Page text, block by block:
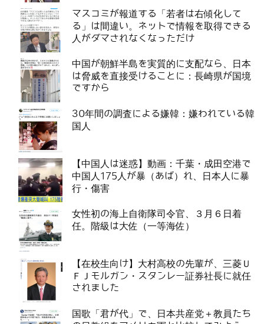
マスコミが報道する「若者は右傾化して
る」は間違い。ネットで情報を取得できる
人がダマされなくなっただけ
中国が朝鮮半島を実質的に支配なら、日本
は脅威を直接受けることに：長崎県が国境
ですから
30年間の調査による嫌韓：嫌われている韓
国人
【中国人は迷惑】動画：千葉・成田空港で
中国人175人が暴（あば）れ、日本人に暴
行・傷害
女性初の海上自衛隊司令官、３月６日着
任。階級は大佐（一等海佐）
【在校生向け】大村高校の先輩が、三菱Ｕ
ＦＪモルガン・スタンレー証券社長に就任
されました
国歌「君が代」で、日本共産党＋教員たち